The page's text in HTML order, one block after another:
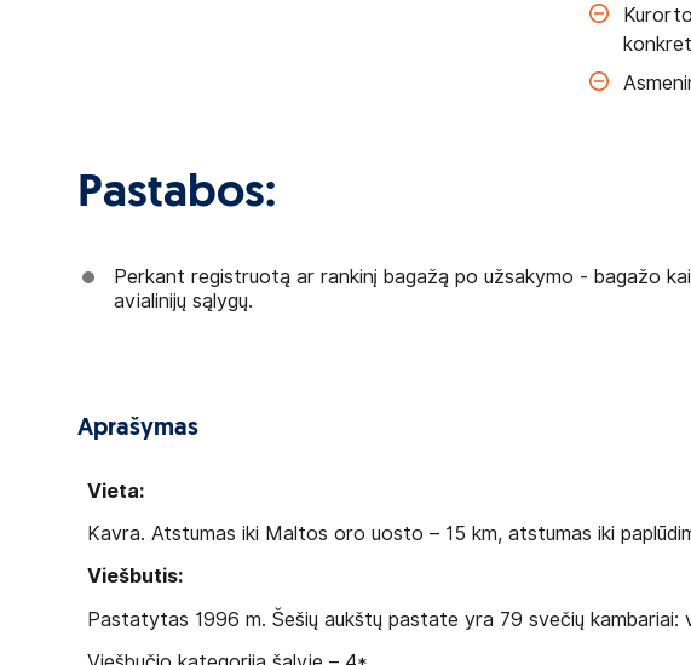
Pastabos:
Perkant registruotą ar rankinį bagažą po užsakymo - bagažo
avialinijų sąlygų.
Aprašymas
Vieta:
Kavra. Atstumas iki Maltos oro uosto – 15 km, atstumas iki
Viešbutis:
Pastatytas 1996 m. Šešių aukštų pastate yra 79 svečių kambariai: